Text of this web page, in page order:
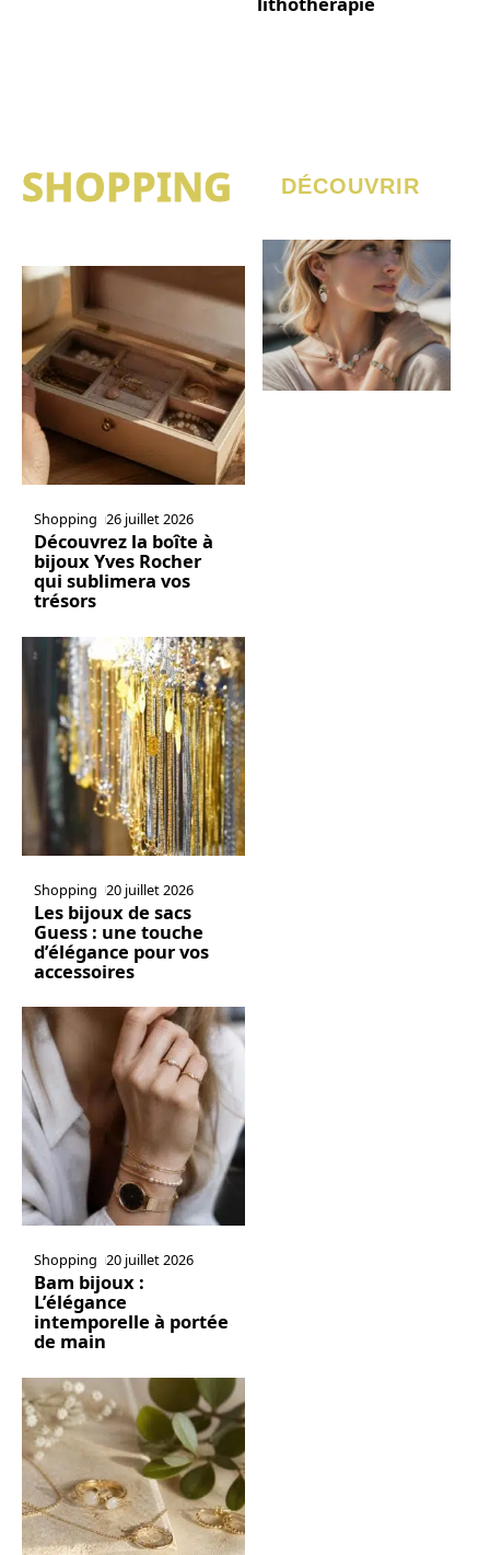
SHOPPING DÉCOUVRIR
Shopping 26 juillet 2026
Découvrez la boîte à
bijoux Yves Rocher
qui sublimera vos
trésors
Shopping 20 juillet 2026
Les bijoux de sacs
Guess : une touche
d’élégance pour vos
accessoires
Shopping 20 juillet 2026
Bam bijoux :
L’élégance
intemporelle à portée
de main